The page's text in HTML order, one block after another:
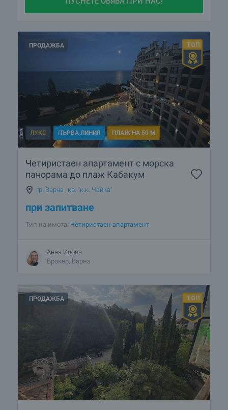
ПРОДАЖБА
ЛУКС ПЪРВА ЛИНИЯ ПЛАЖ НА 50 М
Четиристаен апартамент с морска
панорама до плаж Кабакум
гр. Варна кв. "к.к. Чайка"
при запитване
Тип на имота: Четиристаен апартамент
Анна Ицова
Брокер, Варна
ПРОДАЖБА